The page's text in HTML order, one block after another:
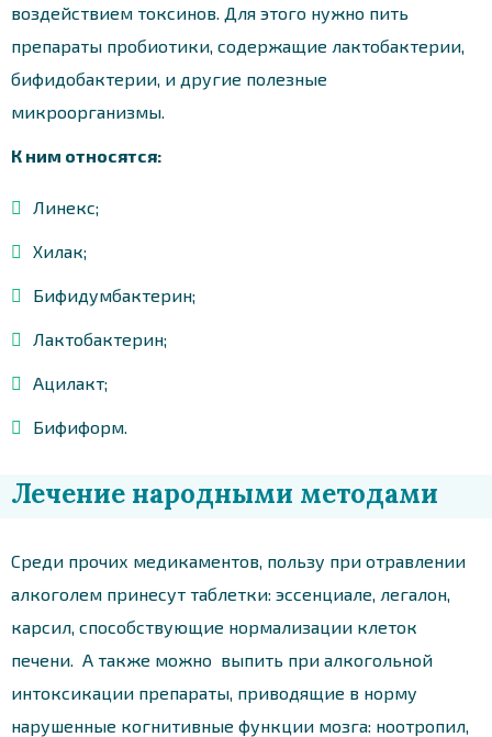
воздействием токсинов. Для этого нужно пить
препараты пробиотики, содержащие лактобактерии,
бифидобактерии, и другие полезные
микроорганизмы.
К ним относятся:
Линекс;
Хилак;
Бифидумбактерин;
Лактобактерин;
Ацилакт;
Бифиформ.
Лечение народными методами
Среди прочих медикаментов, пользу при отравлении
алкоголем принесут таблетки: эссенциале, легалон,
карсил, способствующие нормализации клеток
печени. А также можно выпить при алкогольной
интоксикации препараты, приводящие в норму
нарушенные когнитивные функции мозга: ноотропил,